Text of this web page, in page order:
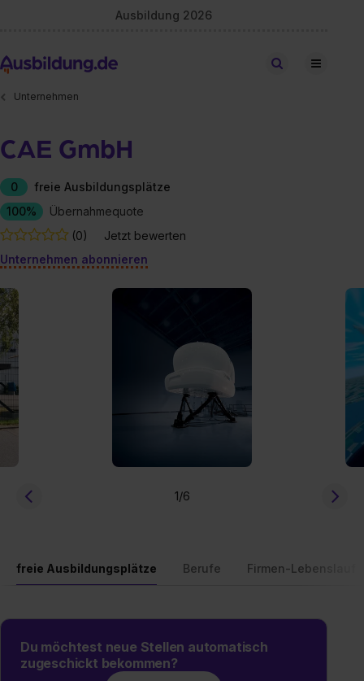
Ausbildung 2026
Stellen finden
Unternehmen
CAE GmbH
0
freie Ausbildungsplätze
100%
Übernahmequote
(0)
Jetzt bewerten
Unternehmen abonnieren
1/6
freie Ausbildungsplätze Berufe Firmen-Lebenslauf
Du möchtest neue Stellen automatisch
zugeschickt bekommen?